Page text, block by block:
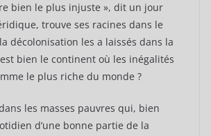
bien le plus injuste », dit un jour
trouve ses racines dans le
décolonisation les a laissés dans la
bien le continent où les inégalités
le plus riche du monde ?
les masses pauvres qui, bien
d’une bonne partie de la